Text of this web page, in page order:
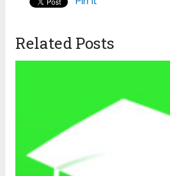
Related Posts